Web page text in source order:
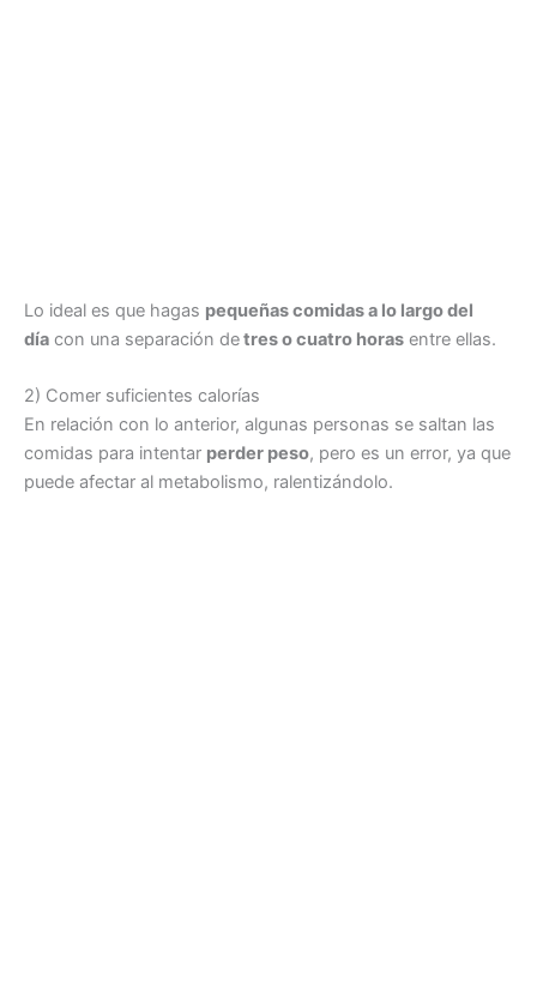
Lo ideal es que hagas pequeñas comidas a lo largo del
día con una separación detres o cuatro horas entre ellas.
2) Comer suficientes calorías
En relación con lo anterior, algunas personas se saltan las
comidas para intentar perder peso, pero es un error, ya que
puede afectar al metabolismo, ralentizándolo.